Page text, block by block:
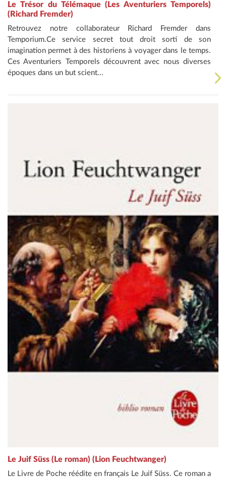
Le Trésor du Télémaque (Les Aventuriers Temporels)
(Richard Fremder)
Retrouvez notre collaborateur Richard Fremder dans
Temporium.Ce service secret tout droit sorti de son
imagination permet à des historiens à voyager dans le temps.
Ces Aventuriers Temporels découvrent avec nous diverses
époques dans un but scient...
Le Juif Süss (Le roman) (Lion Feuchtwanger)
Le Livre de Poche réédite en français Le Juif Süss. Ce roman a